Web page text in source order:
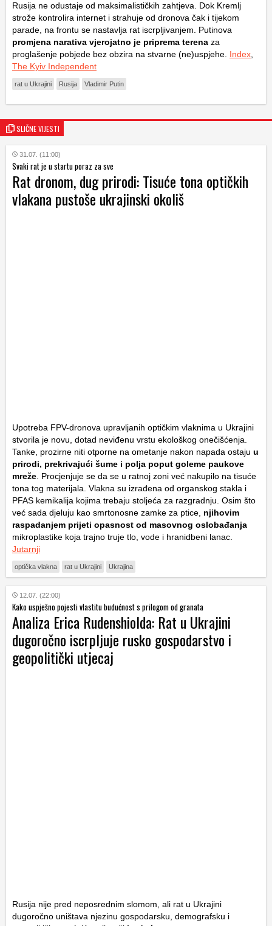
Rusija ne odustaje od maksimalističkih zahtjeva. Dok Kremlj
strože kontrolira internet i strahuje od dronova čak i tijekom
parade, na frontu se nastavlja rat iscrpljivanjem. Putinova
promjena narativa vjerojatno je priprema terena za
proglašenje pobjede bez obzira na stvarne (ne)uspjehe. Index
The Kyiv Independent
rat u Ukrajini Rusija Vladimir Putin
SLIČNE VIJESTI
31.07. (11:00)
Svaki rat je u startu poraz za sve
Rat dronom, dug prirodi: Tisuće tona optičkih
vlakana pustoše ukrajinski okoliš
Upotreba FPV-dronova upravljanih optičkim vlaknima u Ukrajini
stvorila je novu, dotad neviđenu vrstu ekološkog onečišćenja.
Tanke, prozirne niti otporne na ometanje nakon napada ostaju u
prirodi, prekrivajući šume i polja poput goleme paukove
mreže . Procjenjuje se da se u ratnoj zoni već nakupilo na tisuće
tona tog materijala. Vlakna su izrađena od organskog stakla i
PFAS kemikalija kojima trebaju stoljeća za razgradnju. Osim što
već sada djeluju kao smrtonosne zamke za ptice, njihovim
raspadanjem prijeti opasnost od masovnog oslobađanja
mikroplastike koja trajno truje tlo, vode i hranidbeni lanac.
Jutarnji
optička vlakna rat u Ukrajini Ukrajina
12.07. (22:00)
Kako uspješno pojesti vlastitu budućnost s prilogom od granata
Analiza Erica Rudenshiolda: Rat u Ukrajini
dugoročno iscrpljuje rusko gospodarstvo i
geopolitički utjecaj
Rusija nije pred neposrednim slomom, ali rat u Ukrajini
dugoročno uništava njezinu gospodarsku, demografsku i